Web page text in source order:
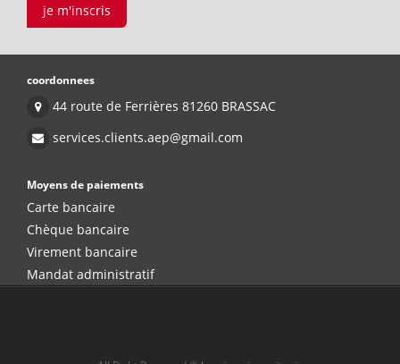
je m'inscris
coordonnees
44 route de Ferrières 81260 BRASSAC
services.clients.aep@gmail.com
Moyens de paiements
Carte bancaire
Chèque bancaire
Virement bancaire
Mandat administratif